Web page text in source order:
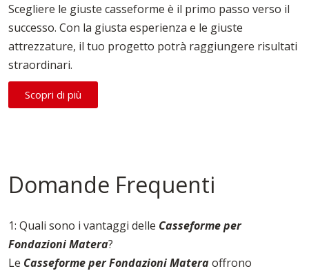
Scegliere le giuste casseforme è il primo passo verso il
successo. Con la giusta esperienza e le giuste
attrezzature, il tuo progetto potrà raggiungere risultati
straordinari.
Scopri di più
Domande Frequenti
1: Quali sono i vantaggi delle Casseforme per
Fondazioni Matera?
Le Casseforme per Fondazioni Materaoffrono